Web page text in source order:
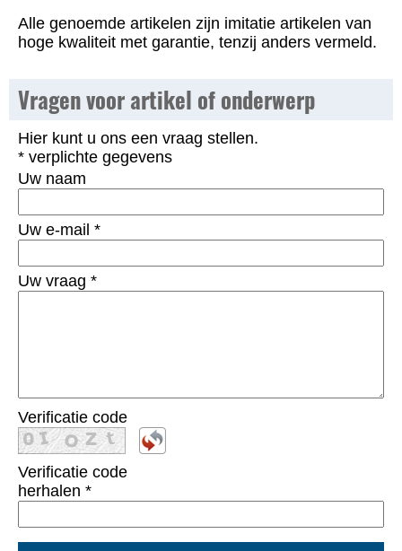
Alle genoemde artikelen zijn imitatie artikelen van
hoge kwaliteit met garantie, tenzij anders vermeld.
Vragen voor artikel of onderwerp
Hier kunt u ons een vraag stellen.
* verplichte gegevens
Uw naam
Uw e-mail *
Uw vraag *
Verificatie code
Verificatie code
herhalen *